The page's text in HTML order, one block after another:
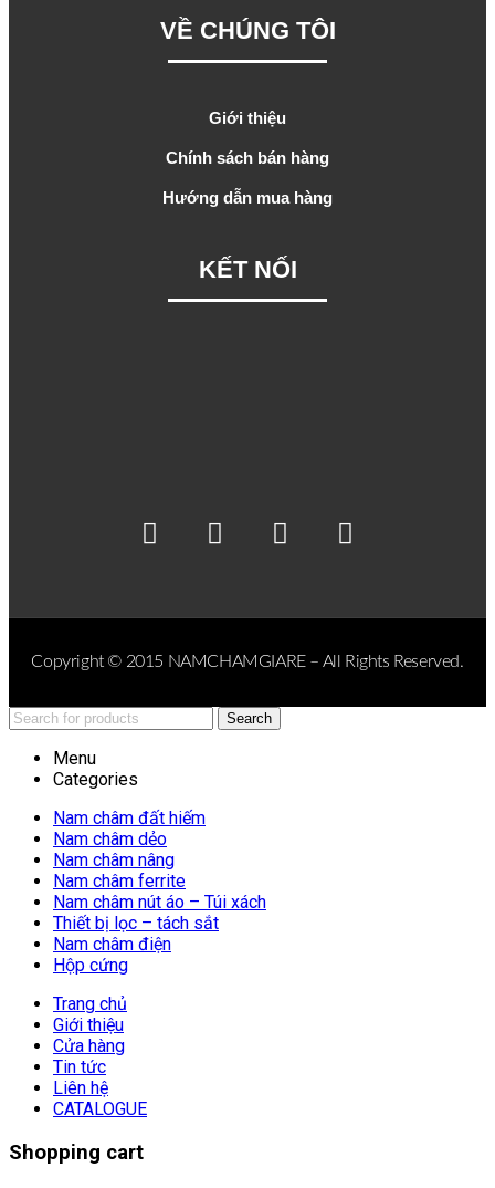
VỀ CHÚNG TÔI
Giới thiệu
Chính sách bán hàng
Hướng dẫn mua hàng
KẾT NỐI
Copyright © 2015 NAMCHAMGIARE – All Rights Reserved.
Search
Menu
Categories
Nam châm đất hiếm
Nam châm dẻo
Nam châm nâng
Nam châm ferrite
Nam châm nút áo – Túi xách
Thiết bị lọc – tách sắt
Nam châm điện
Hộp cứng
Trang chủ
Giới thiệu
Cửa hàng
Tin tức
Liên hệ
CATALOGUE
Shopping cart